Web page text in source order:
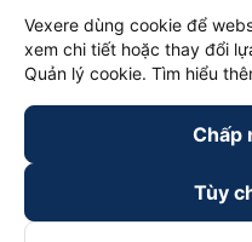
Hỗ trợ
Trở thành đối tác
Đối tác thanh toán
Vexere dùng cookie để
xem chi tiết hoặc thay đổi
Quản lý cookie. Tìm hiểu
Chấp
Tùy